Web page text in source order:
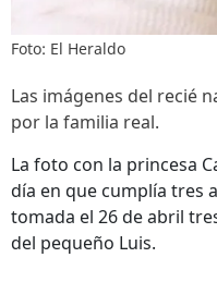
Foto: El Heraldo
Las imágenes del recié
por la familia real.
La foto con la princesa
día en que cumplía tres
tomada el 26 de abril
del pequeño Luis.